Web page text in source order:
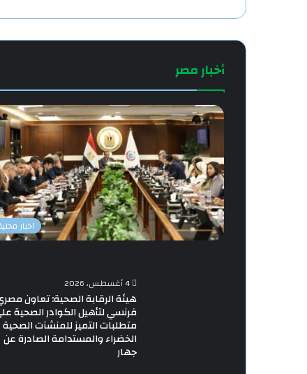
أخبار مصر
اخبار
4 أغسطس، 2026
هيئة الرقابة الصحية: تعاون
فرنسي لتأهيل الكوادر الصحية
متطلبات التميز للمنشآت الصحية
الخضراء والمستدامة الصادرة عن
جهار